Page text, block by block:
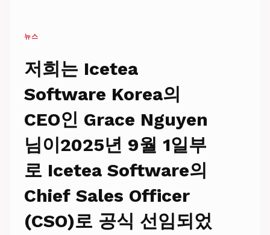
뉴스
저희는 Icetea
Software Korea의
CEO인 Grace Nguyen
님이2025년 9월 1일부
로 Icetea Software의
Chief Sales Officer
(CSO)로 공식 선임되었